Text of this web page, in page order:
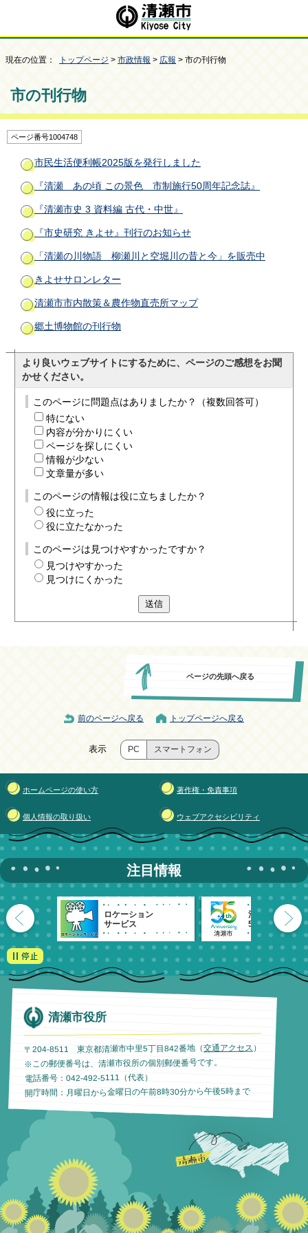
現在の位置： トップページ > 市政情報 > 広報 > 市の刊行物
市の刊行物
ページ番号1004748
市民生活便利帳2025版を発行しました
『清瀬 あの頃 この景色 市制施行50周年記念誌』
『清瀬市史 3 資料編 古代・中世』
『市史研究 きよせ』刊行のお知らせ
「清瀬の川物語 柳瀬川と空堀川の昔と今」を販売中
きよせサロンレター
清瀬市市内散策＆農作物直売所マップ
郷土博物館の刊行物
より良いウェブサイトにするために、ページのご感想をお聞
かせください。
このページに問題点はありましたか？（複数回答可）
特にない
内容が分かりにくい
ページを探しにくい
情報が少ない
文章量が多い
このページの情報は役に立ちましたか？
役に立った
役に立たなかった
このページは見つけやすかったですか？
見つけやすかった
見つけにくかった
送信
ページの先頭へ戻る
前のページへ戻る トップページへ戻る
表示 PC スマートフォン
ホームページの使い方 著作権・免責事項
個人情報の取り扱い ウェブアクセシビリティ
注目情報
ロケーション
サービス
清瀬市
55周年記念
清瀬市役所
〒204-8511 東京都清瀬市中里5丁目842番地（交通アクセス ）
※この郵便番号は、清瀬市役所の個別郵便番号です。
電話番号：042-492-5111（代表）
開庁時間：月曜日から金曜日の午前8時30分から午後5時まで